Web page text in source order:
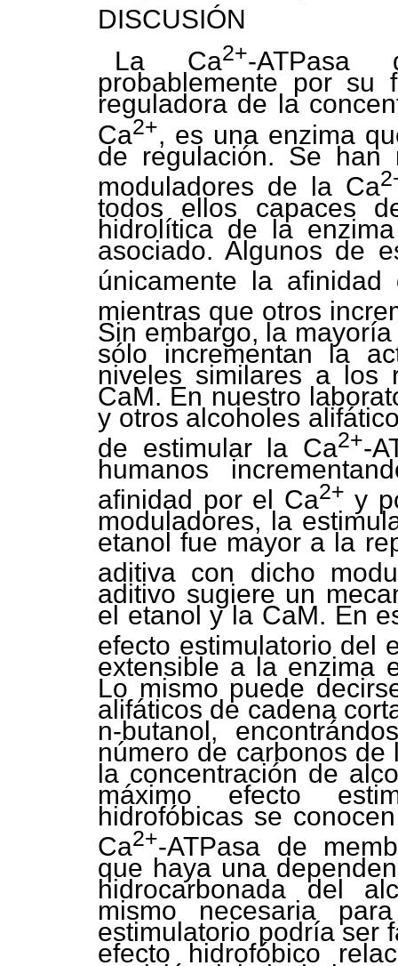
DISCUSIÓN
La Ca2+-ATPasa
probablemente por su
reguladora de la
Ca2+, es una enzima
de regulación. Se han
moduladores de la Ca
todos ellos capaces
hidrolítica de la
asociado. Algunos de
únicamente la
mientras que otros
Sin embargo, la
sólo incrementan la
niveles similares a los
CaM. En nuestro
y otros alcoholes
de estimular la Ca2+-
humanos
afinidad por el Ca2+ y
moduladores, la
etanol fue mayor a la
aditiva con dicho
aditivo sugiere un
el etanol y la CaM. En
efecto estimulatorio del
extensible a la enzima
Lo mismo puede
alifáticos de cadena
n-butanol,
número de carbonos
la concentración de
máximo efecto
hidrofóbicas se
Ca2+-ATPasa de
que haya una
hidrocarbonada del
mismo necesaria
estimulatorio podría ser
efecto hidrofóbico